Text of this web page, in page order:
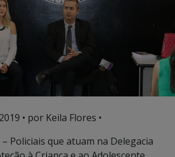
• por Keila Flores •
Policiais que atuam na Delegacia